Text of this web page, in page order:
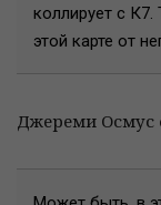
коллирует с К7.
этой карте от
Джереми Осмус